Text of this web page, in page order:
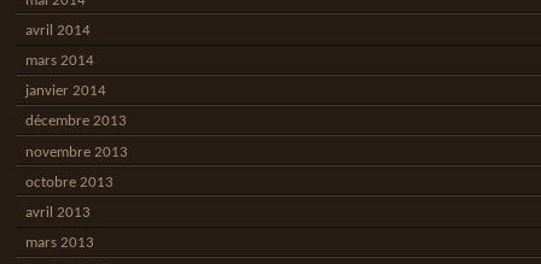
avril 2014
mars 2014
janvier 2014
décembre 2013
novembre 2013
octobre 2013
avril 2013
mars 2013